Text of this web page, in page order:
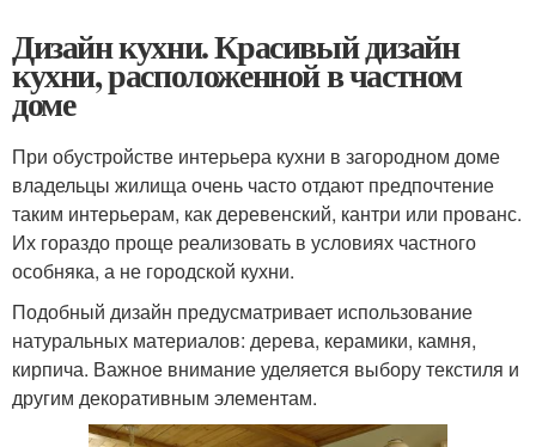
Дизайн кухни. Красивый дизайн
кухни, расположенной в частном
доме
При обустройстве интерьера кухни в загородном доме
владельцы жилища очень часто отдают предпочтение
таким интерьерам, как деревенский, кантри или прованс.
Их гораздо проще реализовать в условиях частного
особняка, а не городской кухни.
Подобный дизайн предусматривает использование
натуральных материалов: дерева, керамики, камня,
кирпича. Важное внимание уделяется выбору текстиля и
другим декоративным элементам.